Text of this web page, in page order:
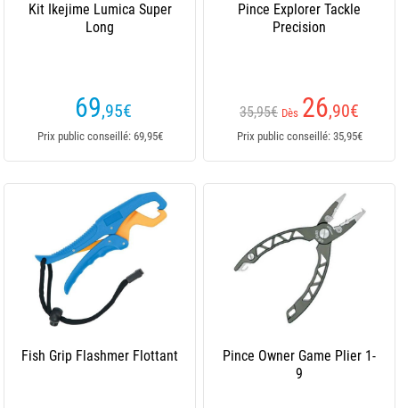
Kit Ikejime Lumica Super
Long
69,95€
Prix public conseillé: 69,95€
Pince Explorer Tackle
Precision
35,95€ Dès 26,90€
Prix public conseillé: 35,95€
Fish Grip Flashmer Flottant
Pince Owner Game Plier 1-
9